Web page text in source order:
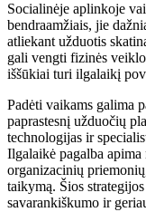
Socialinėje aplinkoje
bendraamžiais, jie
atliekant užduotis
gali vengti fizinės
iššūkiai turi ilgalaikį
Padėti vaikams galima
paprastesnį užduočių
technologijas ir
Ilgalaikė pagalba
organizacinių
taikymą. Šios
savarankiškumo ir